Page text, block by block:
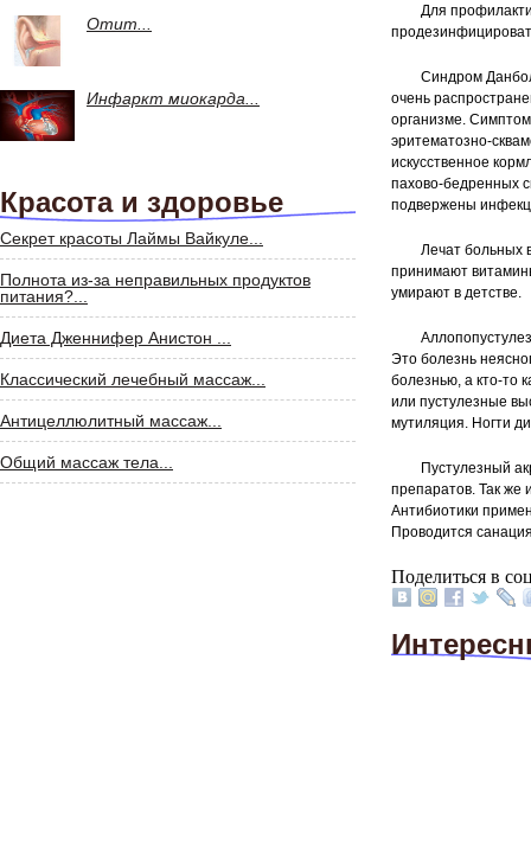
Отит...
Инфаркт миокарда...
Красота и здоровье
Секрет красоты Лаймы Вайкуле...
Полнота из-за неправильных продуктов
питания?...
Диета Дженнифер Анистон ...
Классический лечебный массаж...
Антицеллюлитный массаж...
Общий массаж тела...
Для
Синдром
очень
организме.
эритематозно-
искусственное
пахово-бедренных
подвержены
Лечат больных
принимают
умирают в детстве.
Это болезнь
болезнью, а кто-то
или пустулезные
мутиляция. Ногти
Пустулезный
препаратов. Так
Антибиотики
Проводится
Поделиться в